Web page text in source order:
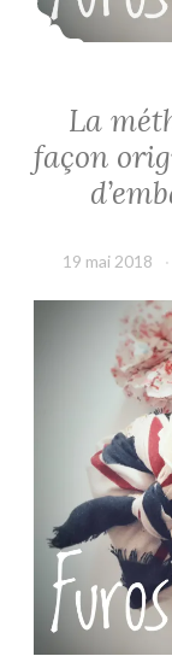
La
façon
19 mai 2018